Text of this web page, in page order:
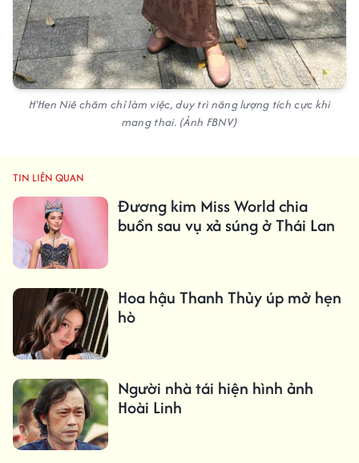
H'Hen Niê chăm chỉ làm việc, duy trì năng lượng tích cực khi
mang thai. (Ảnh FBNV)
TIN LIÊN QUAN
Đương kim Miss World chia
buồn sau vụ xả súng ở Thái Lan
Hoa hậu Thanh Thủy úp mở hẹn
hò
Người nhà tái hiện hình ảnh
Hoài Linh